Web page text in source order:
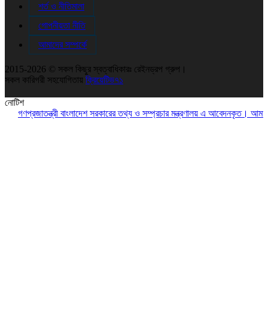
শর্ত ও নীতিমালা
গোপনীয়তা নীতি
আমাদের সম্পর্কে
2015-2026 © সকল কিছুর স্বত্বাধিকারঃ রেইনড্রপ গ্রুপ।
সকল কারিগরী সহযোগিতায় ক্রিয়েটিভ৭১
নোটিশ
বাংলাদেশ সরকারের তথ্য ও সম্প্রচার মন্ত্রণালয় এ আবেদনকৃত। আমাদের